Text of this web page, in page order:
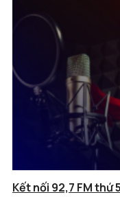
Kết nối 92,7 FM thứ